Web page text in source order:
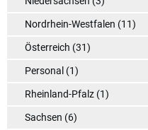
Nordrhein-Westfalen (11)
Österreich (31)
Personal (1)
Rheinland-Pfalz (1)
Sachsen (6)